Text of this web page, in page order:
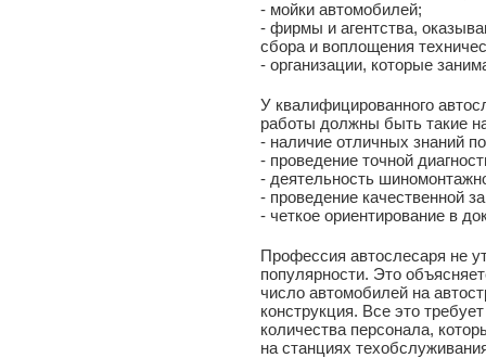
- мойки автомобилей;
- фирмы и агентства,
сбора и воплощения
- организации, которые
У квалифицированного
работы должны быть такие
- наличие отличных знаний
- проведение точной
- деятельность
- проведение качественной
- четкое ориентирование в
Профессия автослесаря не
популярности. Это
число автомобилей на
конструкция. Все это
количества персонала,
на станциях